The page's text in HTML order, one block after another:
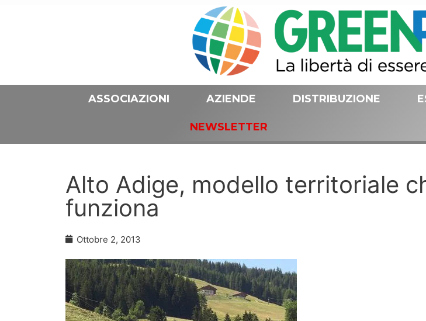
ASSOCIAZIONI AZIENDE DISTRIBUZIONE
NEWSLETTER
Alto Adige, modello territoriale
funziona
Ottobre 2, 2013